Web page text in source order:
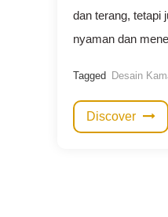
dan terang, tetapi
nyaman dan
Tagged Desain
Discover